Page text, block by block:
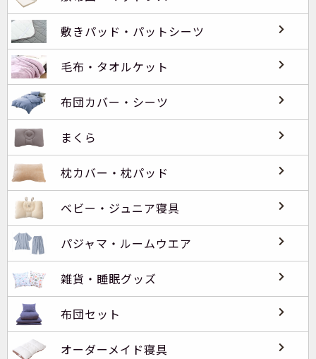
敷きパッド・パットシーツ
毛布・タオルケット
布団カバー・シーツ
まくら
枕カバー・枕パッド
ベビー・ジュニア寝具
パジャマ・ルームウエア
雑貨・睡眠グッズ
布団セット
オーダーメイド寝具